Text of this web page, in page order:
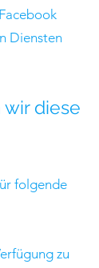
Diensten
diese
folgende
zu